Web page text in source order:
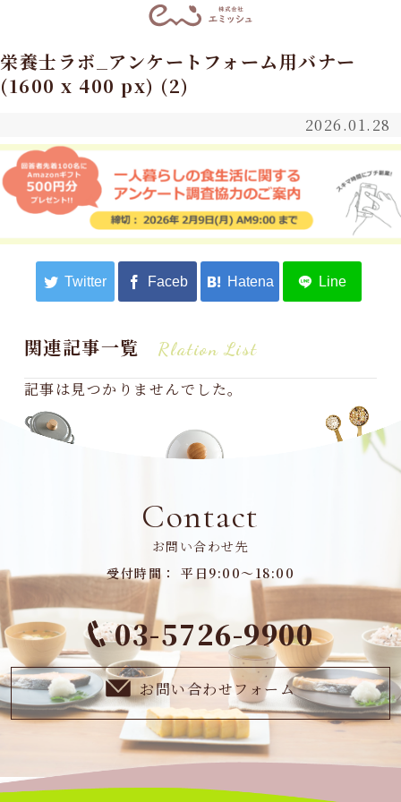
栄養士ラボ_アンケートフォーム用バナー
(1600 x 400 px) (2)
2026.01.28
関連記事一覧 Rlation List
記事は見つかりませんでした。
Contact
お問い合わせ先
受付時間： 平日9:00～18:00
03-5726-9900
お問い合わせフォーム